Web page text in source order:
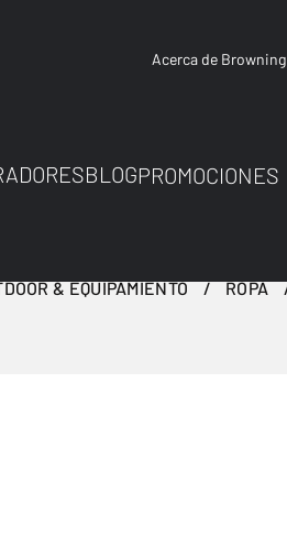
Acerca de Browning
BLOGPROMOCIONES
& EQUIPAMIENTO ROPA